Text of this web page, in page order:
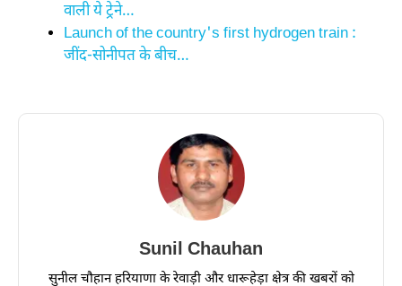
वाली ये ट्रेने…
Launch of the country's first hydrogen train :
जींद-सोनीपत के बीच…
Sunil Chauhan
सुनील चौहान हरियाणा के रेवाड़ी और धारूहेड़ा क्षेत्र की खबरों को